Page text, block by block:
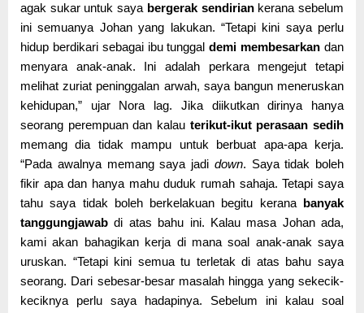
agak sukar untuk saya bergerak sendiriankerana sebelum
ini semuanya Johan yang lakukan. “Tetapi kini saya perlu
hidup berdikari sebagai ibu tunggaldemi membesarkan dan
menyara anak-anak. Ini adalah perkara mengejut tetapi
melihat zuriat peninggalan arwah, saya bangun meneruskan
kehidupan,” ujar Nora lag. Jika diikutkan dirinya hanya
seorang perempuan dan kalau terikut-ikut perasaan sedih
memang dia tidak mampu untuk berbuat apa-apa kerja.
“Pada awalnya memang saya jadi down. Saya tidak boleh
fikir apa dan hanya mahu duduk rumah sahaja. Tetapi saya
tahu saya tidak boleh berkelakuan begitu kerana
banyak
tanggungjawab di atas bahu ini. Kalau masa Johan ada,
kami akan bahagikan kerja di mana soal anak-anak saya
uruskan. “Tetapi kini semua tu terletak di atas bahu saya
seorang. Dari sebesar-besar masalah hingga yang sekecik-
keciknya perlu saya hadapinya. Sebelum ini kalau soal